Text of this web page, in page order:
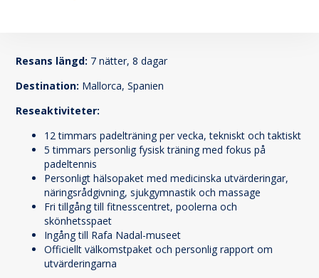
Resans längd: 7 nätter, 8 dagar
Destination: Mallorca, Spanien
Reseaktiviteter:
12 timmars padelträning per vecka, tekniskt och taktiskt
5 timmars personlig fysisk träning med fokus på
padeltennis
Personligt hälsopaket med medicinska utvärderingar,
näringsrådgivning, sjukgymnastik och massage
Fri tillgång till fitnesscentret, poolerna och
skönhetsspaet
Ingång till Rafa Nadal-museet
Officiellt välkomstpaket och personlig rapport om
utvärderingarna